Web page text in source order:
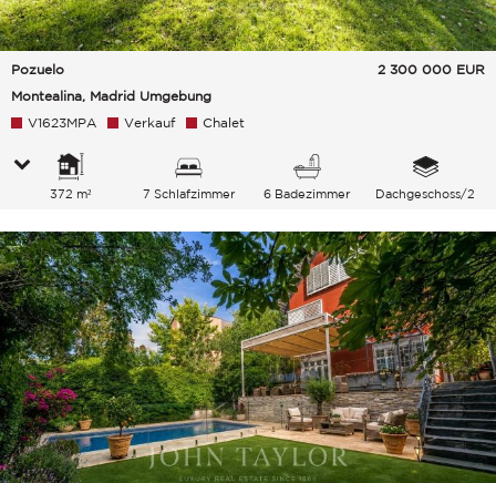
Pozuelo
Montealina, Madrid Umgebung
2 300 000 EUR
V1623MPA Verkauf Chalet
372 m² 7 Schlafzimmer 6 Badezimmer Dachgeschoss/2